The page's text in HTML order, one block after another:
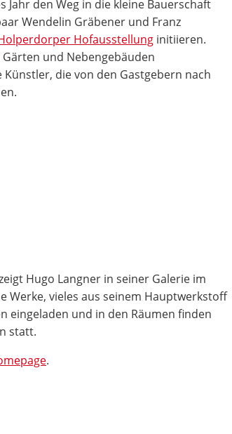
den Weg in die kleine Bauerschaft
Wendelin Gräbener und Franz
Hofausstellung initiieren.
und Nebengebäuden
die von den Gastgebern nach
Hugo Langner in seiner Galerie im
Werke, vieles aus seinem Hauptwerkstoff
eingeladen und in den Räumen finden
statt.
.